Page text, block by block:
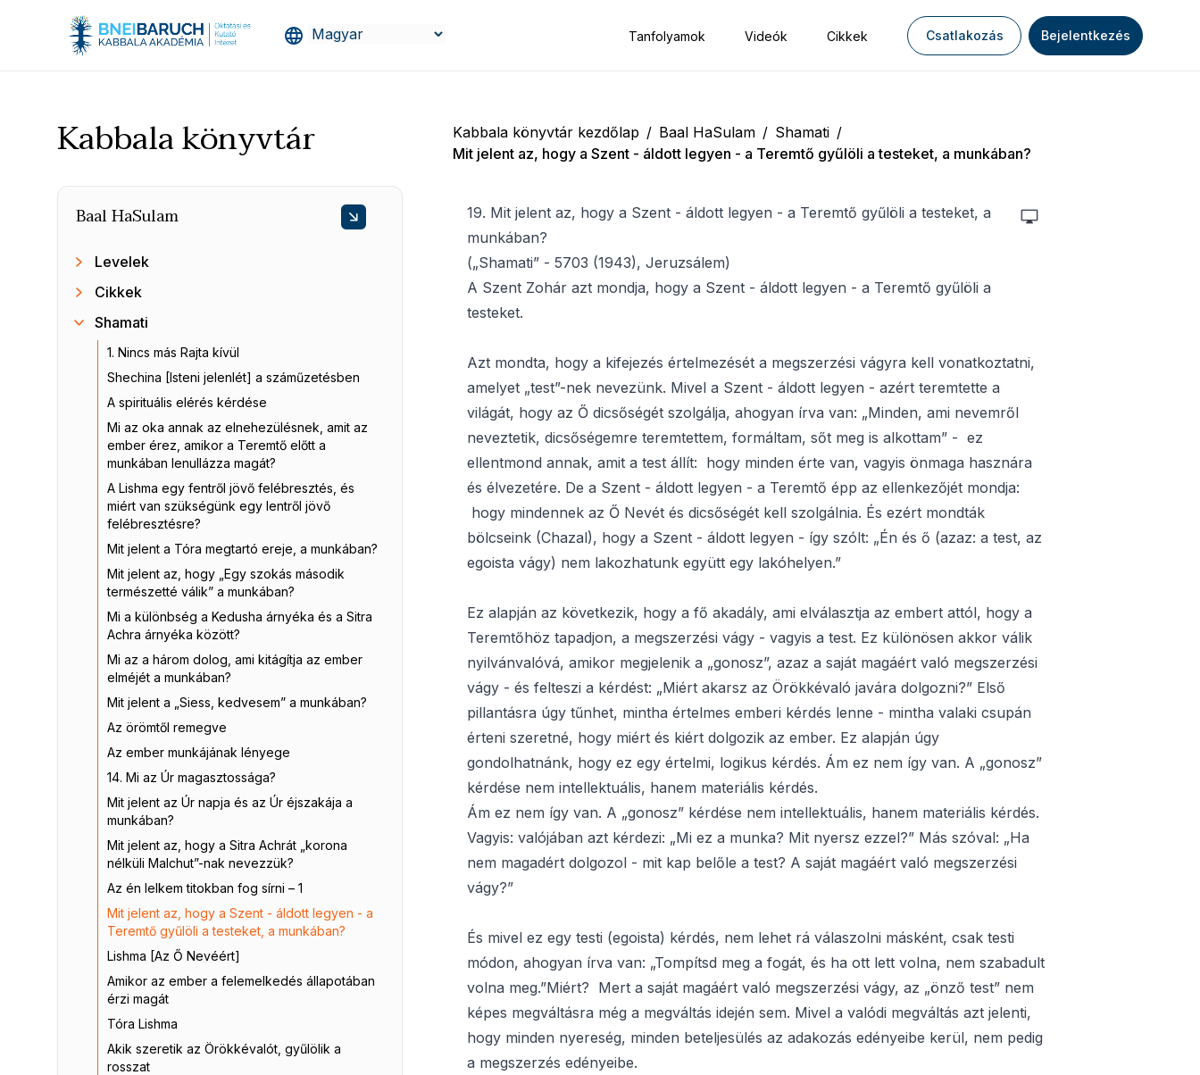
Tanfolyamok Videók Cikkek Csatlakozás Bejelentkezés
Kabbala könyvtár
Baal HaSulam
Levelek
Cikkek
Shamati
1. Nincs más Rajta kívül
Shechina [Isteni jelenlét] a száműzetésben
A spirituális elérés kérdése
Mi az oka annak az elnehezülésnek, amit az
ember érez, amikor a Teremtő előtt a
munkában lenullázza magát?
A Lishma egy fentről jövő felébresztés, és
miért van szükségünk egy lentről jövő
felébresztésre?
Mit jelent a Tóra megtartó ereje, a munkában?
Mit jelent az, hogy „Egy szokás második
természetté válik” a munkában?
Mi a különbség a Kedusha árnyéka és a Sitra
Achra árnyéka között?
Mi az a három dolog, ami kitágítja az ember
elméjét a munkában?
Mit jelent a „Siess, kedvesem” a munkában?
Az örömtől remegve
Az ember munkájának lényege
14. Mi az Úr magasztossága?
Mit jelent az Úr napja és az Úr éjszakája a
munkában?
Mit jelent az, hogy a Sitra Achrát „korona
nélküli Malchut”-nak nevezzük?
Az én lelkem titokban fog sírni – 1
Mit jelent az, hogy a Szent - áldott legyen - a
Teremtő gyűlöli a testeket, a munkában?
Lishma [Az Ő Nevéért]
Amikor az ember a felemelkedés állapotában
érzi magát
Tóra Lishma
Akik szeretik az Örökkévalót, gyűlölik a
rosszat
Kabbala könyvtár kezdőlap / Baal HaSulam / Shamati /
Mit jelent az, hogy a Szent - áldott legyen - a Teremtő gyűlöli a testeket, a munkában?
19. Mit jelent az, hogy a Szent - áldott legyen - a Teremtő gyűlöli a testeket, a
munkában?
(„Shamati” - 5703 (1943), Jeruzsálem)
A Szent Zohár azt mondja, hogy a Szent - áldott legyen - a Teremtő gyűlöli a
testeket.
Azt mondta, hogy a kifejezés értelmezését a megszerzési vágyra kell vonatkoztatni,
amelyet „test”-nek nevezünk. Mivel a Szent - áldott legyen - azért teremtette a
világát, hogy az Ő dicsőségét szolgálja, ahogyan írva van: „Minden, ami nevemről
neveztetik, dicsőségemre teremtettem, formáltam, sőt meg is alkottam” - ez
ellentmond annak, amit a test állít: hogy minden érte van, vagyis önmaga hasznára
és élvezetére. De a Szent - áldott legyen - a Teremtő épp az ellenkezőjét mondja:
hogy mindennek az Ő Nevét és dicsőségét kell szolgálnia. És ezért mondták
bölcseink (Chazal), hogy a Szent - áldott legyen - így szólt: „Én és ő (azaz: a test, az
egoista vágy) nem lakozhatunk együtt egy lakóhelyen.”
Ez alapján az következik, hogy a fő akadály, ami elválasztja az embert attól, hogy a
Teremtőhöz tapadjon, a megszerzési vágy - vagyis a test. Ez különösen akkor válik
nyilvánvalóvá, amikor megjelenik a „gonosz”, azaz a saját magáért való megszerzési
vágy - és felteszi a kérdést: „Miért akarsz az Örökkévaló javára dolgozni?” Első
pillantásra úgy tűnhet, mintha értelmes emberi kérdés lenne - mintha valaki csupán
érteni szeretné, hogy miért és kiért dolgozik az ember. Ez alapján úgy
gondolhatnánk, hogy ez egy értelmi, logikus kérdés. Ám ez nem így van. A „gonosz”
kérdése nem intellektuális, hanem materiális kérdés.
Ám ez nem így van. A „gonosz” kérdése nem intellektuális, hanem materiális kérdés.
Vagyis: valójában azt kérdezi: „Mi ez a munka? Mit nyersz ezzel?” Más szóval: „Ha
nem magadért dolgozol - mit kap belőle a test? A saját magáért való megszerzési
vágy?”
És mivel ez egy testi (egoista) kérdés, nem lehet rá válaszolni másként, csak testi
módon, ahogyan írva van: „Tompítsd meg a fogát, és ha ott lett volna, nem szabadult
volna meg.”Miért? Mert a saját magáért való megszerzési vágy, az „önző test” nem
képes megváltásra még a megváltás idején sem. Mivel a valódi megváltás azt jelenti,
hogy minden nyereség, minden beteljesülés az adakozás edényeibe kerül, nem pedig
a megszerzés edényeibe.